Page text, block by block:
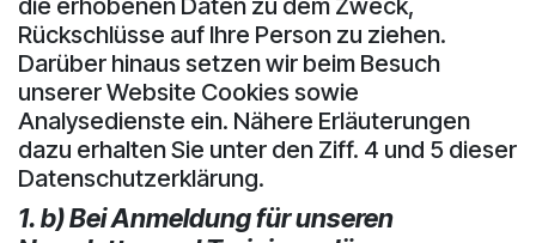
Rückschlüsse auf Ihre Person zu ziehen.
Darüber hinaus setzen wir beim Besuch
unserer Website Cookies sowie
Analysedienste ein. Nähere Erläuterungen
dazu erhalten Sie unter den Ziff. 4 und 5 dieser
Datenschutzerklärung.
1. b) Bei Anmeldung für unseren